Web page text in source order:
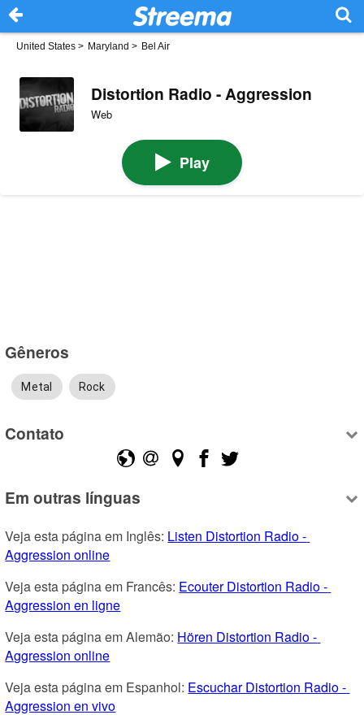
United States > Maryland > Bel Air
Distortion Radio - Aggression
Web
Play
Gêneros
Metal Rock
Contato
Em outras línguas
Veja esta página em Inglês: Listen Distortion Radio -
Aggression online
Veja esta página em Francês: Ecouter Distortion Radio -
Aggression en ligne
Veja esta página em Alemão: Hören Distortion Radio -
Aggression online
Veja esta página em Espanhol: Escuchar Distortion Radio -
Aggression en vivo